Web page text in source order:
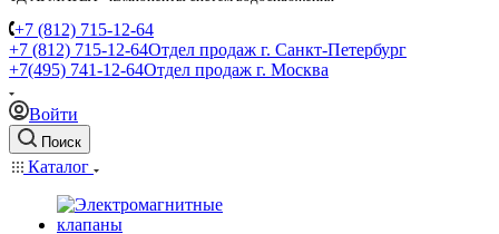
+7 (812) 715-12-64
+7 (812) 715-12-64Отдел продаж г. Санкт-Петербург
+7(495) 741-12-64Отдел продаж г. Москва
Войти
Поиск
Каталог